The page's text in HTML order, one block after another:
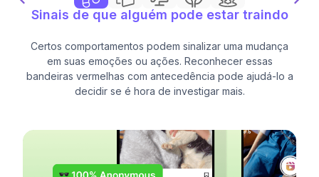
Sinais de que alguém pode estar traindo
Certos comportamentos podem sinalizar uma mudança
em suas emoções ou ações. Reconhecer essas
bandeiras vermelhas com antecedência pode ajudá-lo a
decidir se é hora de investigar mais.